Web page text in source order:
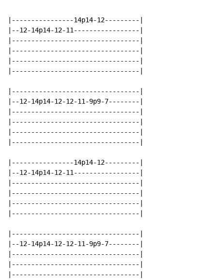
|----------------14p14-12---------|
|--12-14p14-12-11-----------------|
|---------------------------------|
|---------------------------------|
|---------------------------------|
|---------------------------------|
|---------------------------------|
|--12-14p14-12-12-11-9p9-7--------|
|---------------------------------|
|---------------------------------|
|---------------------------------|
|---------------------------------|
|----------------14p14-12---------|
|--12-14p14-12-11-----------------|
|---------------------------------|
|---------------------------------|
|---------------------------------|
|---------------------------------|
|---------------------------------|
|--12-14p14-12-12-11-9p9-7--------|
|---------------------------------|
|---------------------------------|
|---------------------------------|